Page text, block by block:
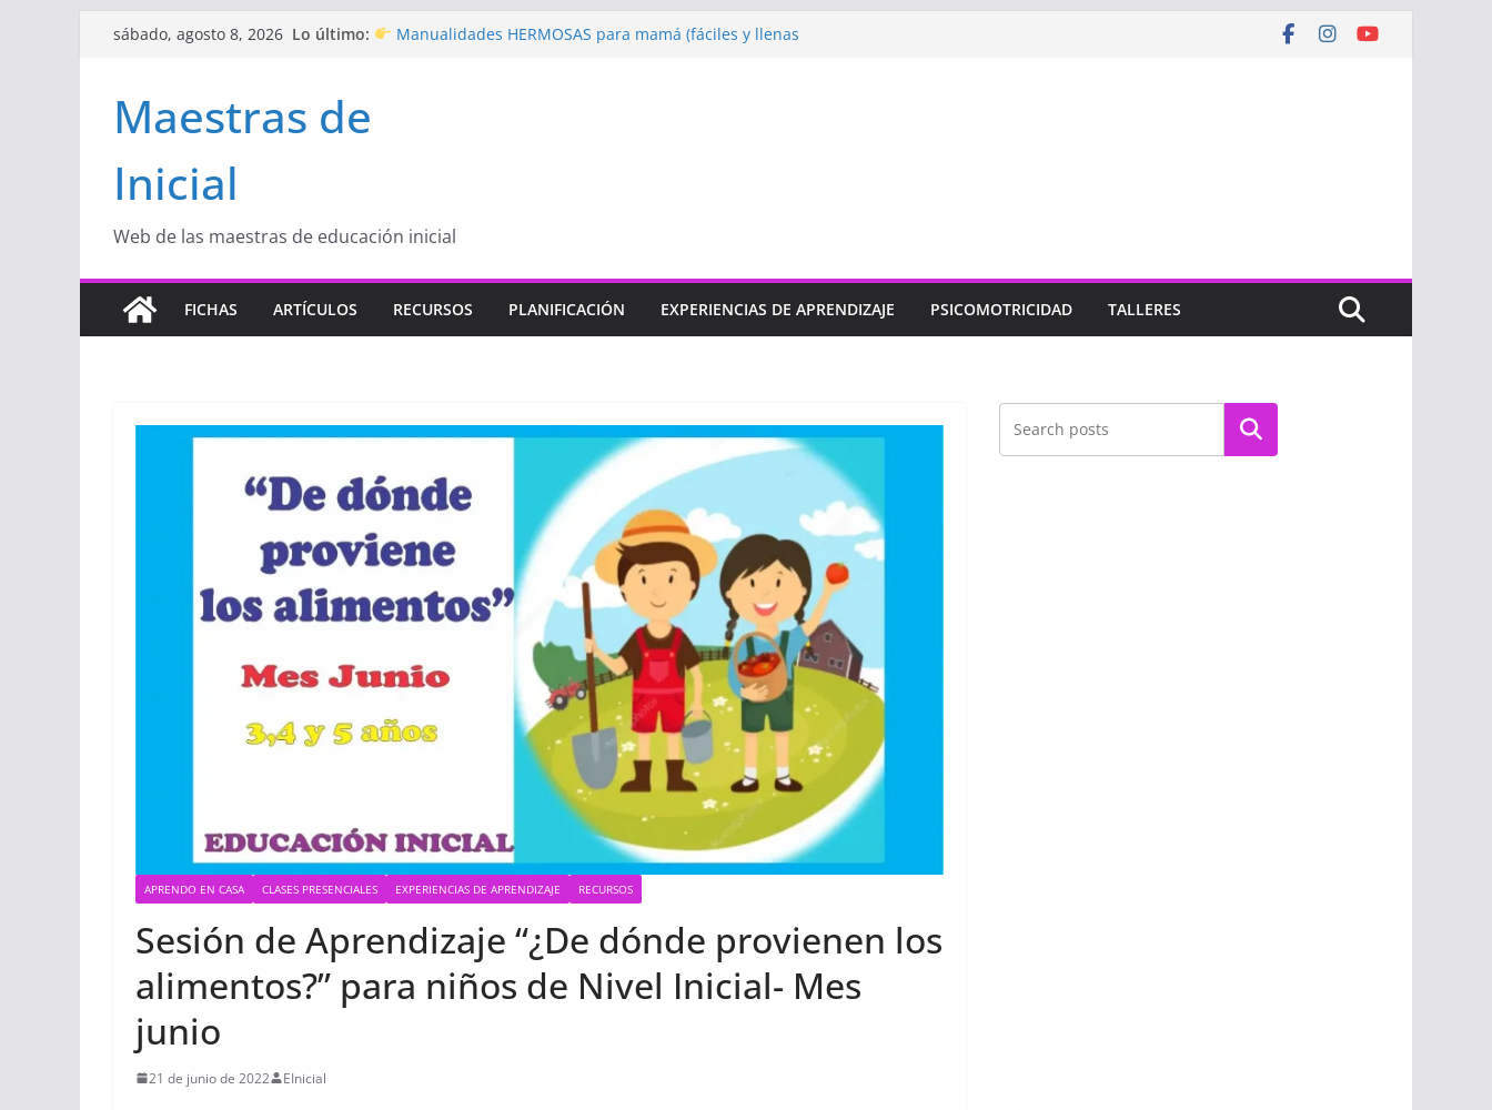
Saltarsábado, agosto 8, 2026 Lo último:
Manualidades HERMOSAS para mamá (fáciles y llenas
Inicial
Maestras de
Inicial
Web de las maestras de educación inicial
FICHAS ARTÍCULOS RECURSOS PLANIFICACIÓN EXPERIENCIAS DE APRENDIZAJE PSICOMOTRICIDAD TALLERES
APRENDO EN CASA CLASES PRESENCIALES EXPERIENCIAS DE APRENDIZAJE RECURSOS
Sesión de Aprendizaje “¿De dónde provienen los
alimentos?” para niños de Nivel Inicial- Mes
junio
21 de junio de 2022 EInicial
Buscar